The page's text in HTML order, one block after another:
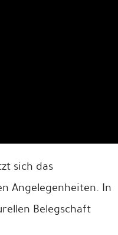
sich das
Angelegenheiten. In
Belegschaft